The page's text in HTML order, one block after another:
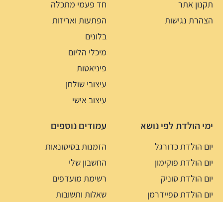
תקנון אתר
הצהרת נגישות
חד פעמי מתכלה
הפתעות ואריזות
בלונים
מיכלי הליום
פיניאטות
עיצובי שולחן
עיצוב אישי
ימי הולדת לפי נושא
יום הולדת כדורגל
יום הולדת פוקימון
יום הולדת סוניק
יום הולדת ספיידרמן
עמודים נוספים
הזמנות בסיטונאות
החשבון שלי
רשימת מועדפים
שאלות ותשובות